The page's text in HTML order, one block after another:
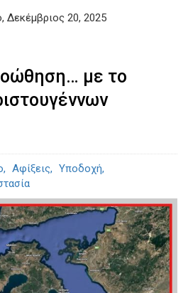
Δεκέμβριος 20, 2025
με το
Αφίξεις
Υποδοχή